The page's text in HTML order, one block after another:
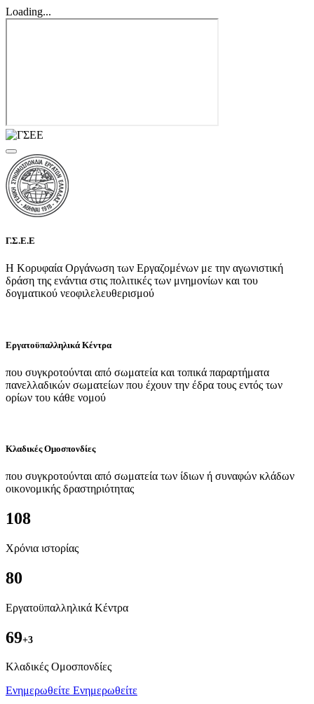
Loading...
Γ.Σ.Ε.Ε
Η Κορυφαία Οργάνωση των Εργαζομένων με την αγωνιστική
δράση της ενάντια στις πολιτικές των μνημονίων και του
δογματικού νεοφιλελευθερισμού
Εργατοϋπαλληλικά Κέντρα
που συγκροτούνται από σωματεία και τοπικά παραρτήματα
πανελλαδικών σωματείων που έχουν την έδρα τους εντός των
ορίων του κάθε νομού
Κλαδικές Ομοσπονδίες
που συγκροτούνται από σωματεία των ίδιων ή συναφών κλάδων
οικονομικής δραστηριότητας
108
Χρόνια ιστορίας
80
Εργατοϋπαλληλικά Κέντρα
69+3
Kλαδικές Ομοσπονδίες
Ενημερωθείτε Ενημερωθείτε